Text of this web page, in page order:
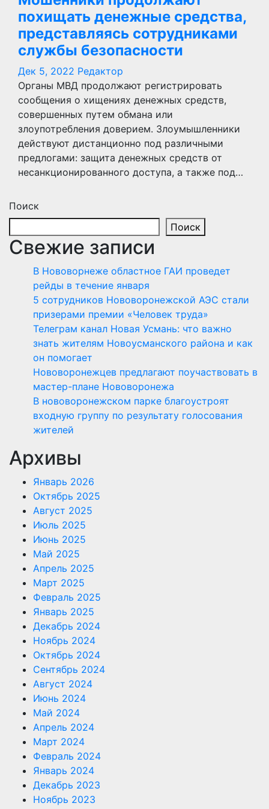
похищать денежные средства,
представляясь сотрудниками
службы безопасности
Дек 5, 2022 Редактор
Органы МВД продолжают регистрировать
сообщения о хищениях денежных средств,
совершенных путем обмана или
злоупотребления доверием. Злоумышленники
действуют дистанционно под различными
предлогами: защита денежных средств от
несанкционированного доступа, а также под…
Поиск
Поиск
Свежие записи
В Нововорнеже областное ГАИ проведет
рейды в течение января
5 сотрудников Нововоронежской АЭС стали
призерами премии «Человек труда»
Телеграм канал Новая Усмань: что важно
знать жителям Новоусманского района и как
он помогает
Нововоронежцев предлагают поучаствовать в
мастер-плане Нововоронежа
В нововоронежском парке благоустроят
входную группу по результату голосования
жителей
Архивы
Январь 2026
Октябрь 2025
Август 2025
Июль 2025
Июнь 2025
Май 2025
Апрель 2025
Март 2025
Февраль 2025
Январь 2025
Декабрь 2024
Ноябрь 2024
Октябрь 2024
Сентябрь 2024
Август 2024
Июнь 2024
Май 2024
Апрель 2024
Март 2024
Февраль 2024
Январь 2024
Декабрь 2023
Ноябрь 2023